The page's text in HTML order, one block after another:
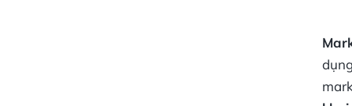
khai